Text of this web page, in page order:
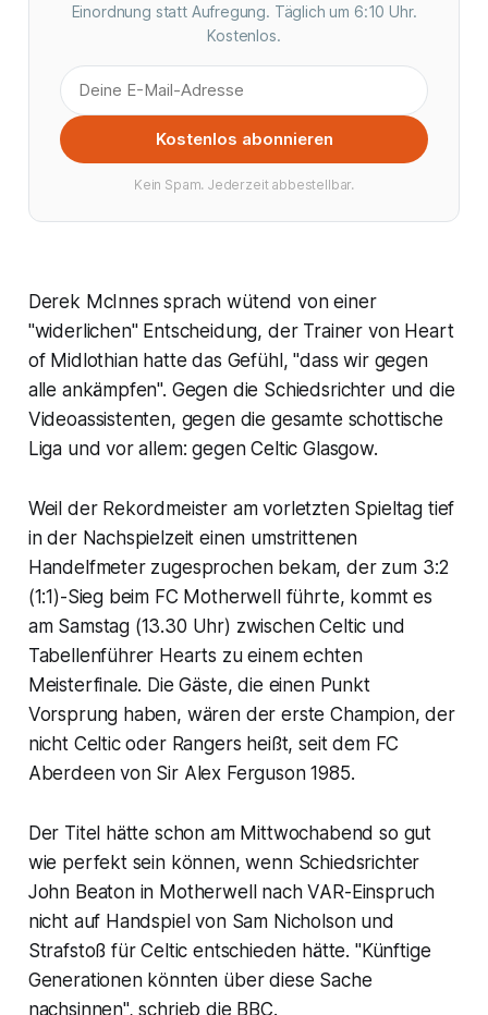
Einordnung statt Aufregung. Täglich um 6:10 Uhr.
Kostenlos.
Kostenlos abonnieren
Kein Spam. Jederzeit abbestellbar.
Derek McInnes sprach wütend von einer
"widerlichen" Entscheidung, der Trainer von Heart
of Midlothian hatte das Gefühl, "dass wir gegen
alle ankämpfen". Gegen die Schiedsrichter und die
Videoassistenten, gegen die gesamte schottische
Liga und vor allem: gegen Celtic Glasgow.
Weil der Rekordmeister am vorletzten Spieltag tief
in der Nachspielzeit einen umstrittenen
Handelfmeter zugesprochen bekam, der zum 3:2
(1:1)-Sieg beim FC Motherwell führte, kommt es
am Samstag (13.30 Uhr) zwischen Celtic und
Tabellenführer Hearts zu einem echten
Meisterfinale. Die Gäste, die einen Punkt
Vorsprung haben, wären der erste Champion, der
nicht Celtic oder Rangers heißt, seit dem FC
Aberdeen von Sir Alex Ferguson 1985.
Der Titel hätte schon am Mittwochabend so gut
wie perfekt sein können, wenn Schiedsrichter
John Beaton in Motherwell nach VAR-Einspruch
nicht auf Handspiel von Sam Nicholson und
Strafstoß für Celtic entschieden hätte. "Künftige
Generationen könnten über diese Sache
nachsinnen", schrieb die BBC.